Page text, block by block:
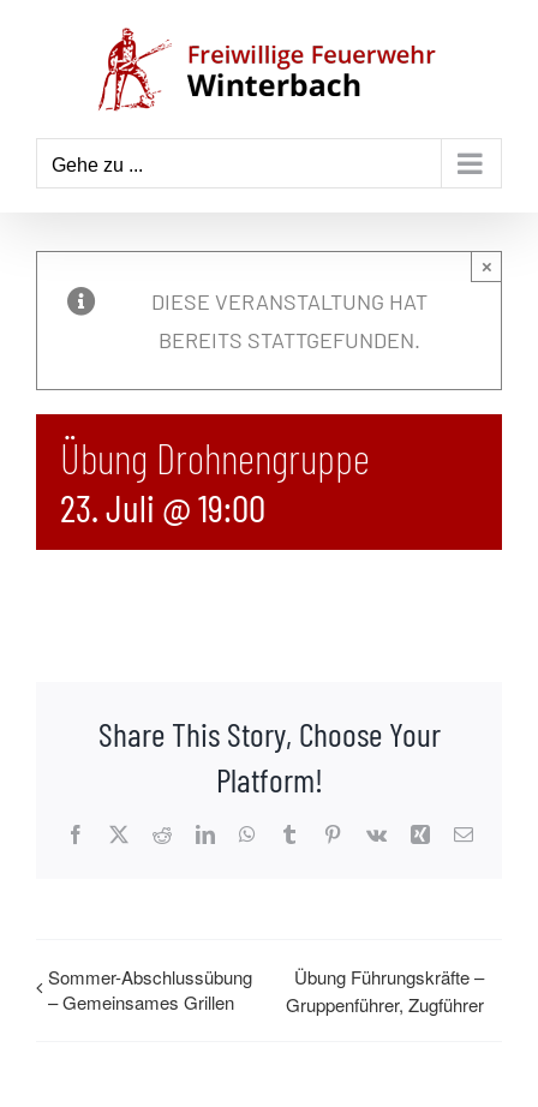
Gehe zu ...
DIESE VERANSTALTUNG HAT
BEREITS STATTGEFUNDEN.
×
Übung Drohnengruppe
23. Juli @ 19:00
Share This Story, Choose Your
Platform!
Facebook
X RedditLinkedInWhatsApp
TumblrPinterest
Vk Xing E-
Sommer-Abschlussübung
– Gemeinsames Grillen
Übung Führungskräfte –
Gruppenführer, Zugführer